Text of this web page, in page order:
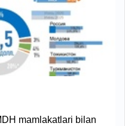
mamlakatlari bilan